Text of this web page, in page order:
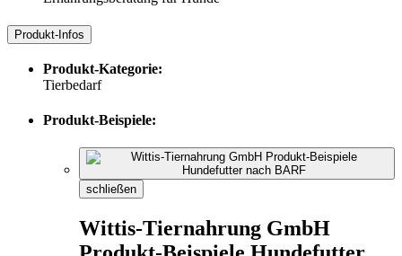
Produkt-Infos
Produkt-Kategorie:
Tierbedarf
Produkt-Beispiele:
schließen
Wittis-Tiernahrung GmbH